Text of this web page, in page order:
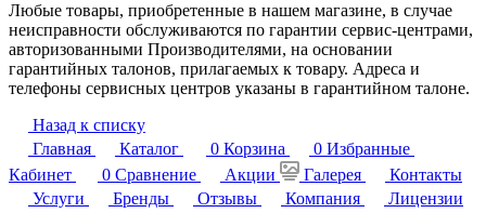
Любые товары, приобретенные в нашем магазине, в случае
неисправности обслуживаются по гарантии сервис-центрами,
авторизованными Производителями, на основании
гарантийных талонов, прилагаемых к товару. Адреса и
телефоны сервисных центров указаны в гарантийном талоне.
Назад к списку
Главная
Каталог 0 Корзина 0 Избранные
Кабинет
0 Сравнение Акции Галерея
Контакты
Услуги
Бренды Отзывы Компания
Лицензии